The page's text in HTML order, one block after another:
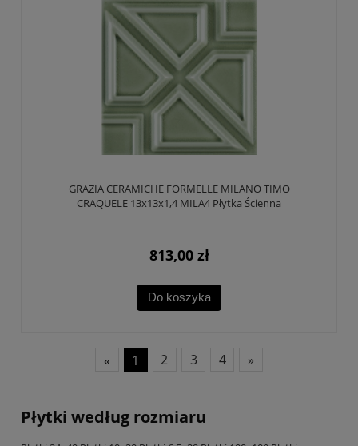
GRAZIA CERAMICHE FORMELLE MILANO TIMO
CRAQUELE 13x13x1,4 MILA4 Płytka Ścienna
813,00 zł
Do koszyka
« 1 2 3 4 »
Płytki według rozmiaru